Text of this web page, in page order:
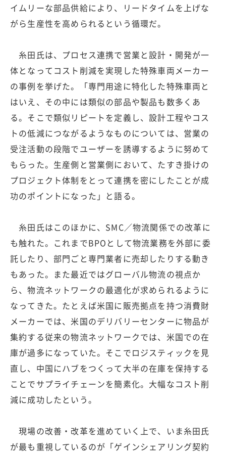
イムリーな部品供給により、リードタイムを上げな
がら生産性を高められるという循環だ。
糸田氏は、プロセス連携で営業と設計・開発が一
体となってコスト削減を実現した特殊車両メーカー
の事例を挙げた。「専門用途に特化した特殊車両と
はいえ、その中には類似の部品や製品も数多くあ
る。そこで類似リピートを定義し、設計工程やコス
トの低減につながるようなものについては、営業の
受注活動の段階でユーザーを誘導するように努めて
もらった。生産側と営業側において、たすき掛けの
プロジェクト体制をとって連携を密にしたことが成
功のポイントになった」と語る。
糸田氏はこのほかに、SMC／物流関係での改革に
も触れた。これまでBPOとして物流業務を外部に委
託したり、部門ごと専門業者に売却したりする動き
もあった。また最近ではグローバル物流の視点か
ら、物流ネットワークの最適化が求められるように
なってきた。たとえば米国に販売拠点を持つ消費財
メーカーでは、米国のデリバリーセンターに物品が
集約する従来の物流ネットワークでは、米国での在
庫が過多になっていた。そこでロジスティックを見
直し、中国にハブをつくって大半の在庫を保持する
ことでサプライチェーンを簡素化。大幅なコスト削
減に成功したという。
現場の改善・改革を進めていく上で、いま糸田氏
が最も重視しているのが「ゲインシェアリング契約